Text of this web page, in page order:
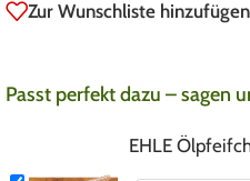
Zur Wunschliste hinzufügen
Passt perfekt dazu – sagen
EHLE